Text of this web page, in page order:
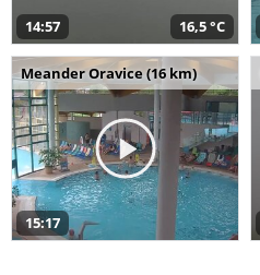
14:57 16,5 °C
Meander Oravice (16 km)
15:17